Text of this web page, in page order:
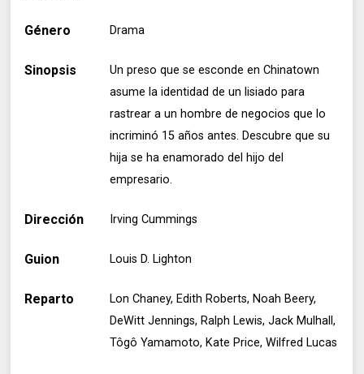
Género Drama
Sinopsis
Un preso que se esconde en Chinatown
asume la identidad de un lisiado para
rastrear a un hombre de negocios que lo
incriminó 15 años antes. Descubre que su
hija se ha enamorado del hijo del
empresario.
Dirección Irving Cummings
Guion Louis D. Lighton
Reparto
Lon Chaney, Edith Roberts, Noah Beery,
DeWitt Jennings, Ralph Lewis, Jack Mulhall,
Tôgô Yamamoto, Kate Price, Wilfred Lucas